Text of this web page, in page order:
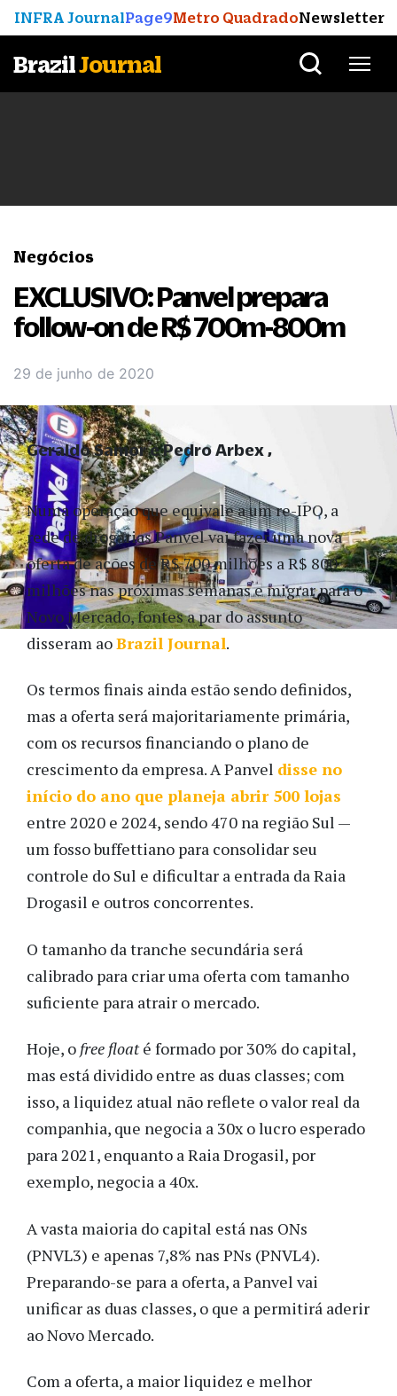
INFRA JournalPage9Metro QuadradoNewsletter
BrazilJournal
Negócios
EXCLUSIVO: Panvel prepara
follow-on de R$ 700m-800m
29 de junho de 2020
Numa operação que equivale a um re-IPO, a
rede de drogarias Panvel vai fazer uma nova
oferta de ações de R$ 700 milhões a R$ 800
milhões nas próximas semanas e migrar para o
Novo Mercado, fontes a par do assunto
disseram aoBrazil Journal.
Os termos finais ainda estão sendo definidos,
mas a oferta será majoritariamente primária,
com os recursos financiando o plano de
crescimento da empresa. A Panvel disse no
início do ano que planeja abrir 500 lojas
entre 2020 e 2024, sendo 470 na região Sul —
um fosso buffettiano para consolidar seu
controle do Sul e dificultar a entrada da Raia
Drogasil e outros concorrentes.
O tamanho da tranche secundária será
calibrado para criar uma oferta com tamanho
suficiente para atrair o mercado.
Hoje, o free floaté formado por 30% do capital,
mas está dividido entre as duas classes; com
isso, a liquidez atual não reflete o valor real da
companhia, que negocia a 30x o lucro esperado
para 2021, enquanto a Raia Drogasil, por
exemplo, negocia a 40x.
A vasta maioria do capital está nas ONs
(PNVL3) e apenas 7,8% nas PNs (PNVL4).
Preparando-se para a oferta, a Panvel vai
unificar as duas classes, o que a permitirá aderir
ao Novo Mercado.
Com a oferta, a maior liquidez e melhor
Geraldo Samor e Pedro Arbex